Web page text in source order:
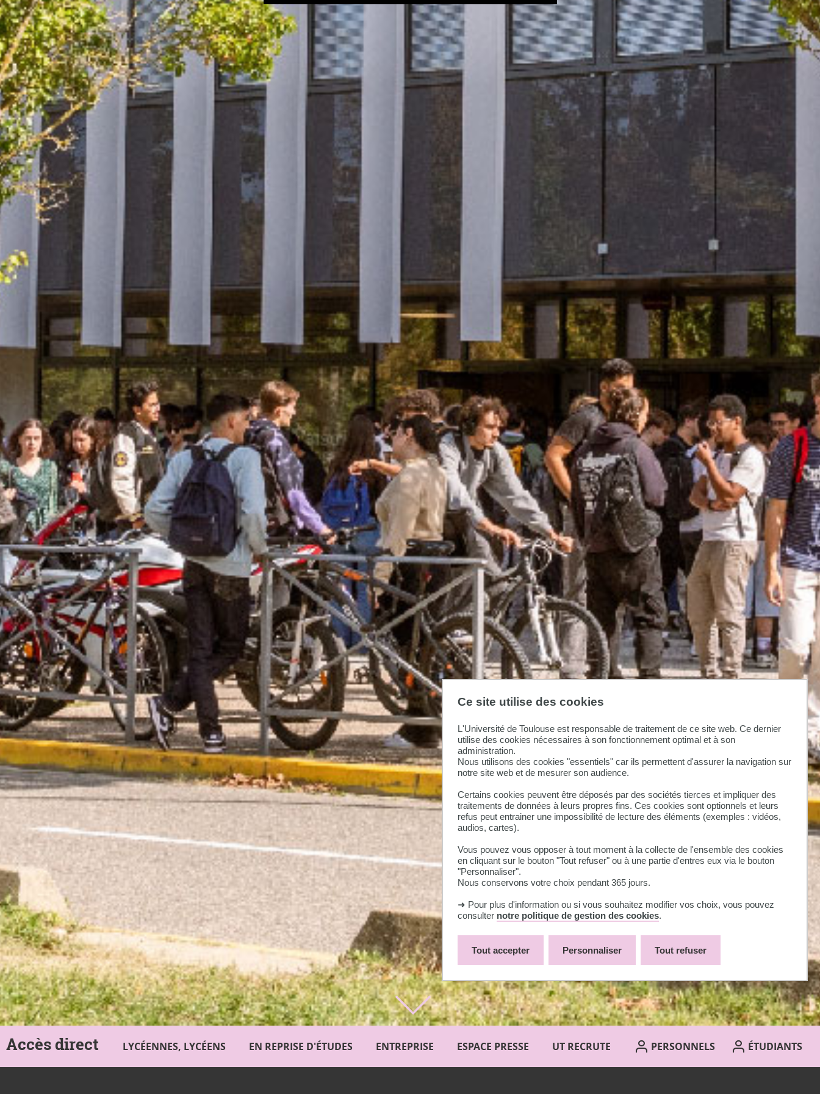
Ce site utilise des cookies
L'Université de Toulouse est responsable de traitement de ce site web. Ce dernier
utilise des cookies nécessaires à son fonctionnement optimal et à son
administration.
Nous utilisons des cookies "essentiels" car ils permettent d'assurer la navigation sur
notre site web et de mesurer son audience.
Certains cookies peuvent être déposés par des sociétés tierces et impliquer des
traitements de données à leurs propres fins. Ces cookies sont optionnels et leurs
refus peut entrainer une impossibilité de lecture des éléments (exemples : vidéos,
audios, cartes).
Vous pouvez vous opposer à tout moment à la collecte de l'ensemble des cookies
en cliquant sur le bouton "Tout refuser" ou à une partie d'entres eux via le bouton
"Personnaliser".
Nous conservons votre choix pendant 365 jours.
➜ Pour plus d'information ou si vous souhaitez modifier vos choix, vous pouvez
consulter notre politique de gestion des cookies.
Tout accepter Tout refuser
Personnaliser
Accès direct LYCÉENNES, LYCÉENS EN REPRISE D'ÉTUDES ENTREPRISE ESPACE PRESSE UT RECRUTE PERSONNELS ÉTUDIANTS